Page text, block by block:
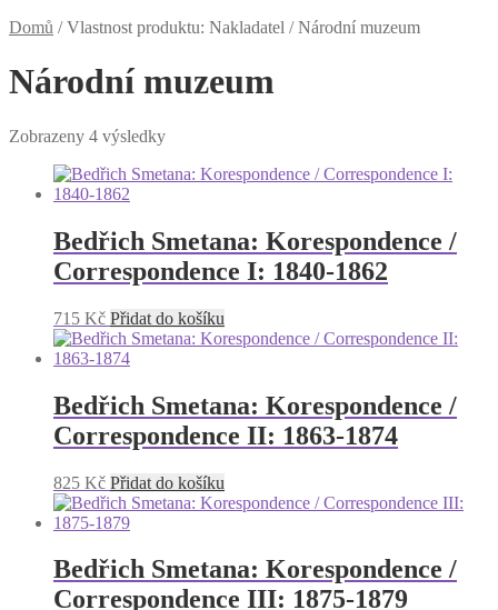
Domů /Vlastnost produktu: Nakladatel /Národní muzeum
Národní muzeum
Zobrazeny 4 výsledky
Bedřich Smetana: Korespondence /
Correspondence I: 1840-1862
715 Kč Přidat do košíku
Bedřich Smetana: Korespondence /
Correspondence II: 1863-1874
825 Kč Přidat do košíku
Bedřich Smetana: Korespondence /
Correspondence III: 1875-1879